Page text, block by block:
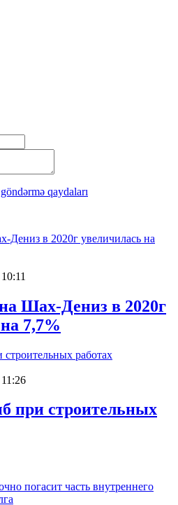
qaydaları
Шах-Дениз в 2020г
7,7%
при строительных